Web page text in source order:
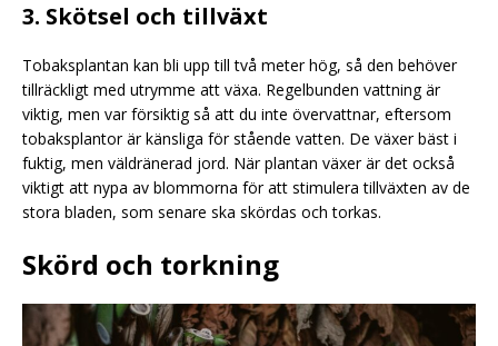
3. Skötsel och tillväxt
Tobaksplantan kan bli upp till två meter hög, så den behöver
tillräckligt med utrymme att växa. Regelbunden vattning är
viktig, men var försiktig så att du inte övervattnar, eftersom
tobaksplantor är känsliga för stående vatten. De växer bäst i
fuktig, men väldränerad jord. När plantan växer är det också
viktigt att nypa av blommorna för att stimulera tillväxten av de
stora bladen, som senare ska skördas och torkas.
Skörd och torkning